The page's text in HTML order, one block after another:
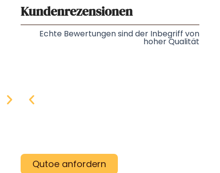
Kundenrezensionen
Echte Bewertungen sind der Inbegriff von
hoher Qualität
Qutoe anfordern